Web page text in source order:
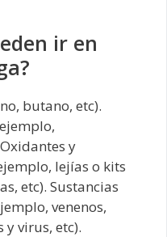
ir en
butano, etc).
y
lejías o kits
etc). Sustancias
venenos,
virus, etc).